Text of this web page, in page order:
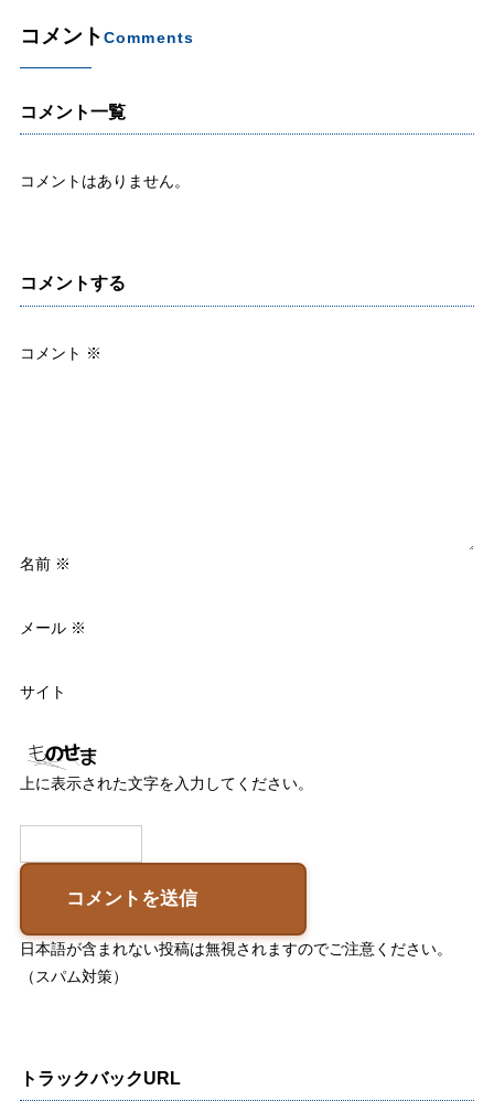
コメントComments
コメント一覧
コメントはありません。
コメントする
コメント ※
名前 ※
メール ※
サイト
上に表示された文字を入力してください。
日本語が含まれない投稿は無視されますのでご注意ください。
（スパム対策）
トラックバックURL